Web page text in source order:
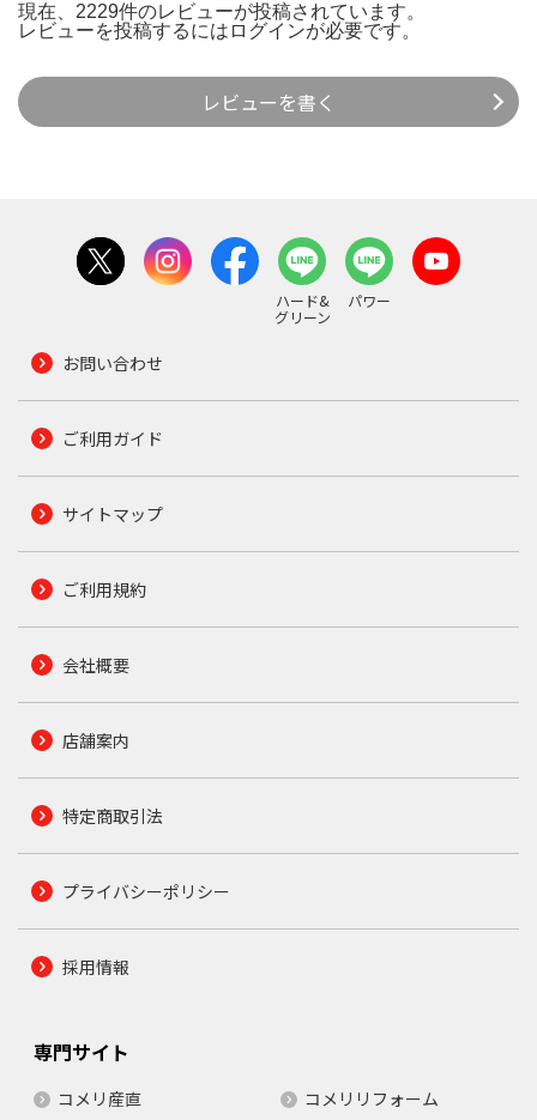
現在、2229件のレビューが投稿されています。
レビューを投稿するには ログインが必要です。
レビューを書く
ハード&
グリーン
パワー
お問い合わせ
ご利用ガイド
サイトマップ
ご利用規約
会社概要
店舗案内
特定商取引法
プライバシーポリシー
採用情報
専門サイト
コメリ産直 コメリリフォーム